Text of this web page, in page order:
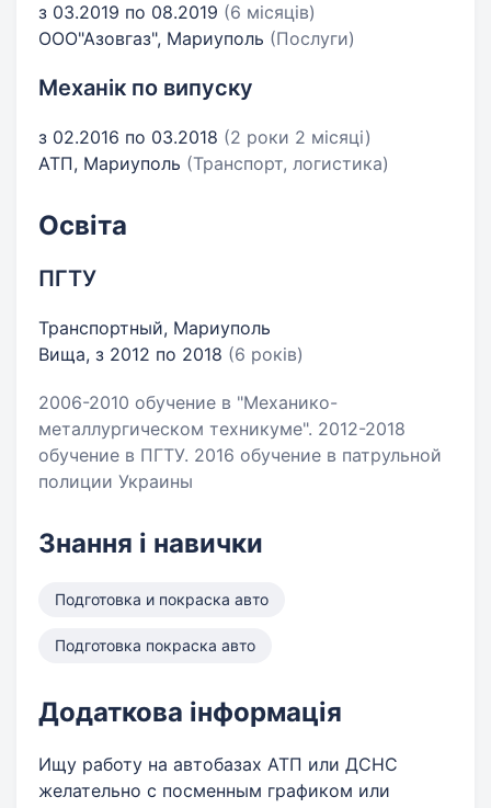
з 03.2019 по 08.2019 (6 місяців)
ООО"Азовгаз", Мариуполь (Послуги)
Механік по випуску
з 02.2016 по 03.2018 (2 роки 2 місяці)
АТП, Мариуполь (Транспорт, логистика)
Освіта
ПГТУ
Транспортный, Мариуполь
Вища, з 2012 по 2018 (6 років)
2006-2010 обучение в "Механико-
металлургическом техникуме". 2012-2018
обучение в ПГТУ. 2016 обучение в патрульной
полиции Украины
Знання і навички
Подготовка и покраска авто
Подготовка покраска авто
Додаткова інформація
Ищу работу на автобазах АТП или ДСНС
желательно с посменным графиком или